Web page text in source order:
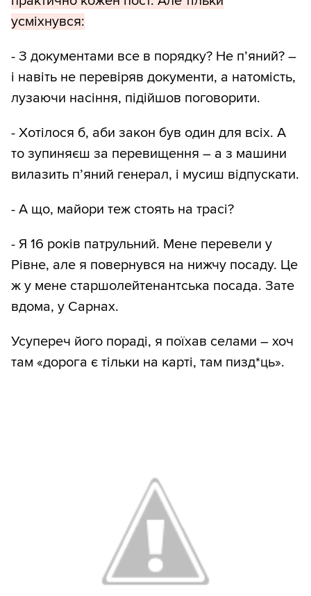
усміхнувся:
- З документами все в порядку? Не п’яний? –
і навіть не перевіряв документи, а натомість,
лузаючи насіння, підійшов поговорити.
- Хотілося б, аби закон був один для всіх. А
то зупиняєш за перевищення – а з машини
вилазить п’яний генерал, і мусиш відпускати.
- А що, майори теж стоять на трасі?
- Я 16 років патрульний. Мене перевели у
Рівне, але я повернувся на нижчу посаду. Це
ж у мене старшолейтенантська посада. Зате
вдома, у Сарнах.
Усупереч його пораді, я поїхав селами – хоч
там «дорога є тільки на карті, там пизд*ць».